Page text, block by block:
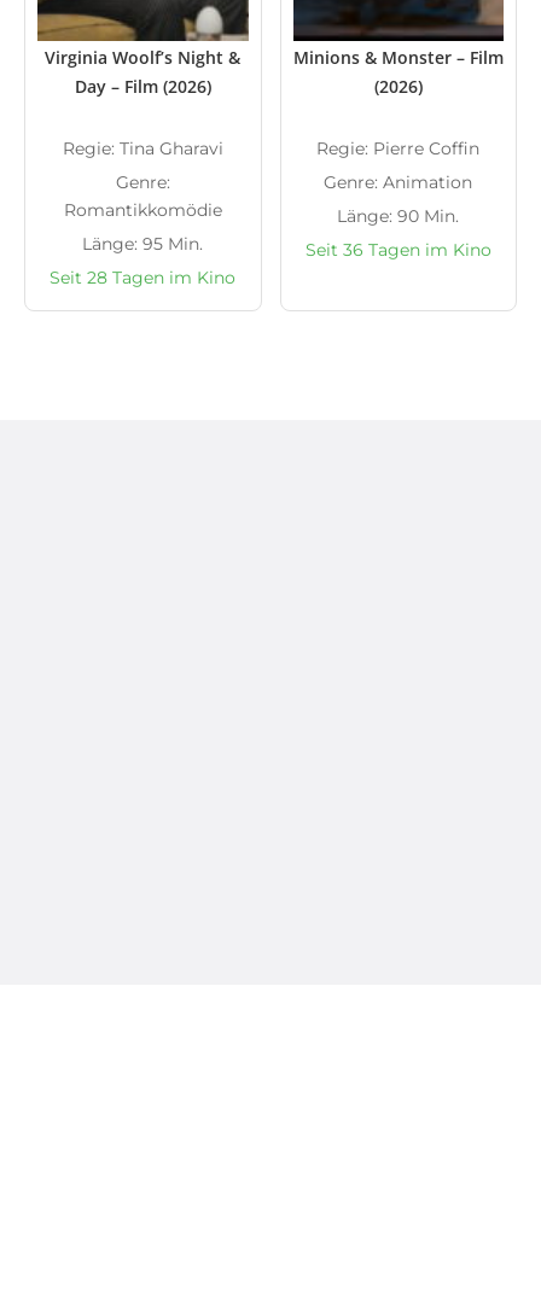
Virginia Woolf’s Night &
Day – Film (2026)
Regie: Tina Gharavi
Genre:
Romantikkomödie
Länge: 95 Min.
Seit 28 Tagen im Kino
Minions & Monster – Film
(2026)
Regie: Pierre Coffin
Genre: Animation
Länge: 90 Min.
Seit 36 Tagen im Kino